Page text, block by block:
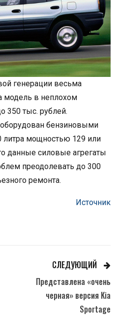
генерации весьма
модель в неплохом
350 тыс. рублей.
бензиновыми
литра мощностью 129 или
данные силовые агрегаты
преодолевать до 300
ремонта.
Источник
СЛЕДУЮЩИЙ
Представлена «очень
черная» версия Kia
Sportage